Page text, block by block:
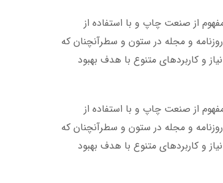
از صنعت چاپ و با استفاده از
و مجله در ستون و سطرآنچنان که
و کاربردهای متنوع با هدف بهبود
از صنعت چاپ و با استفاده از
و مجله در ستون و سطرآنچنان که
و کاربردهای متنوع با هدف بهبود